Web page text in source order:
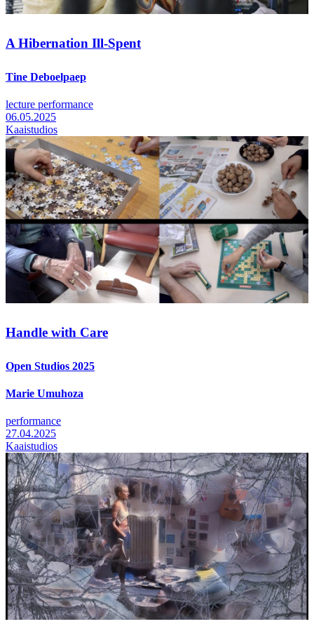
A Hibernation Ill-Spent
Tine Deboelpaep
lecture performance
06.05.2025
Kaaistudios
Handle with Care
Open Studios 2025
Marie Umuhoza
performance
27.04.2025
Kaaistudios